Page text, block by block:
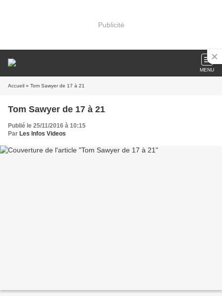
Publicité
MENU
Accueil » Tom Sawyer de 17 à 21
Tom Sawyer de 17 à 21
Publié le 25/11/2016 à 10:15
Par Les Infos Videos